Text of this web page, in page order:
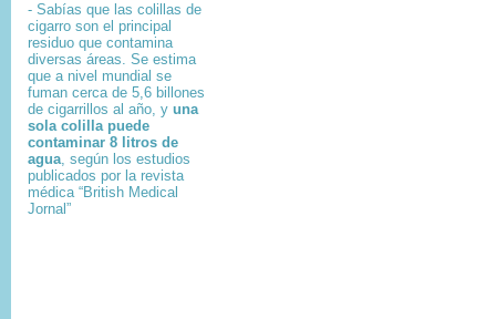
- Sabías que l as colillas de
cigarro son el principal
residuo que contamina
diversas áreas. Se estima
que a nivel mundial se
fuman cerca de 5,6 billones
de cigarrillos al año, y una
sola colilla puede
contaminar 8 litros de
agua, según los estudios
publicados por la revista
médica “British Medical
Jornal”